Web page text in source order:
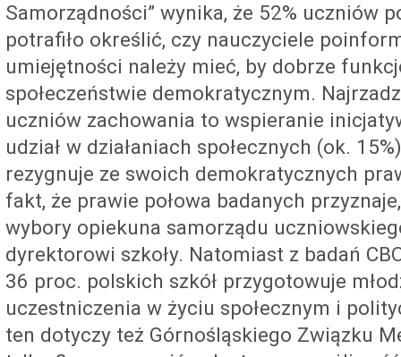
Samorządności” wynika, że 52% uczniów
potrafiło określić, czy nauczyciele
umiejętności należy mieć, by dobrze
społeczeństwie demokratycznym.
uczniów zachowania to wspieranie
udział w działaniach społecznych (ok.
rezygnuje ze swoich demokratycznych
fakt, że prawie połowa badanych
wybory opiekuna samorządu
dyrektorowi szkoły. Natomiast z badań
36 proc. polskich szkół przygotowuje
uczestniczenia w życiu społecznym i
ten dotyczy też Górnośląskiego Związku